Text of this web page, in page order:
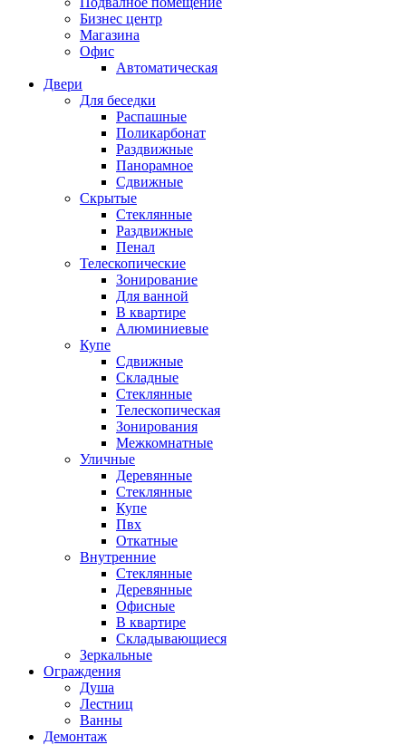
Бизнес центр
Магазина
Офис
Автоматическая
Двери
Для беседки
Распашные
Поликарбонат
Раздвижные
Панорамное
Сдвижные
Скрытые
Стеклянные
Раздвижные
Пенал
Телескопические
Зонирование
Для ванной
В квартире
Алюминиевые
Купе
Сдвижные
Складные
Стеклянные
Телескопическая
Зонирования
Межкомнатные
Уличные
Деревянные
Стеклянные
Купе
Пвх
Откатные
Внутренние
Стеклянные
Деревянные
Офисные
В квартире
Складывающиеся
Зеркальные
Ограждения
Душа
Лестниц
Ванны
Демонтаж